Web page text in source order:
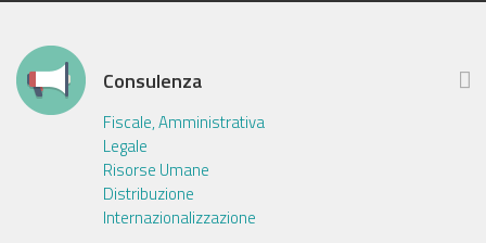
Consulenza
Fiscale, Amministrativa
Legale
Risorse Umane
Distribuzione
Internazionalizzazione